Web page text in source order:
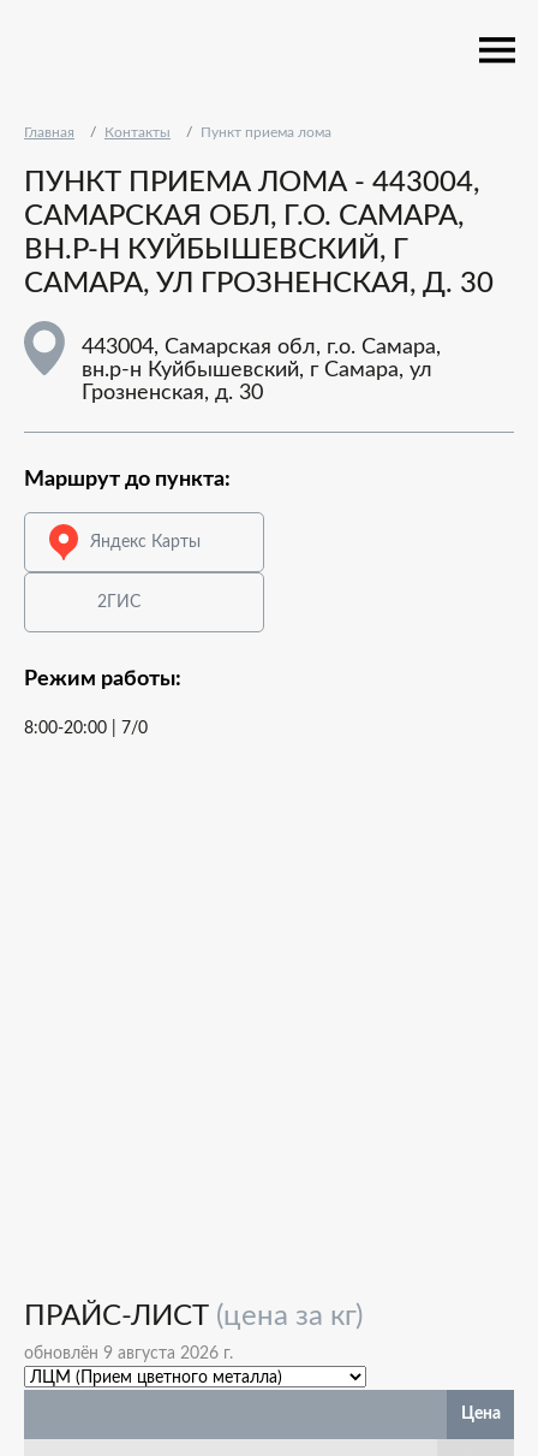
Главная Контакты Пункт приема лома
ПУНКТ ПРИЕМА ЛОМА - 443004,
САМАРСКАЯ ОБЛ, Г.О. САМАРА,
ВН.Р-Н КУЙБЫШЕВСКИЙ, Г
САМАРА, УЛ ГРОЗНЕНСКАЯ, Д. 30
443004, Самарская обл, г.о. Самара,
вн.р-н Куйбышевский, г Самара, ул
Грозненская, д. 30
Маршрут до пункта:
Яндекс Карты
2ГИС
Режим работы:
8:00-20:00 | 7/0
ПРАЙС-ЛИСТ (цена за кг)
обновлён 9 августа 2026 г.
Цена